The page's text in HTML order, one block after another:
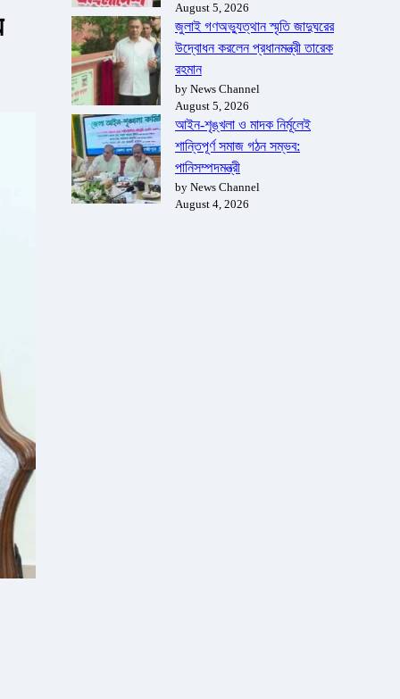
August 5, 2026
জুলাই গণঅভ্যুত্থান স্মৃতি জাদুঘরের
উদ্বোধন করলেন প্রধানমন্ত্রী তারেক
রহমান
by News Channel
August 5, 2026
আইন-শৃঙ্খলা ও মাদক নির্মূলেই
শান্তিপূর্ণ সমাজ গঠন সম্ভব:
পানিসম্পদমন্ত্রী
by News Channel
August 4, 2026